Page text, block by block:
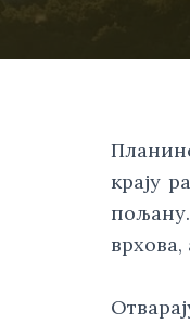
крају